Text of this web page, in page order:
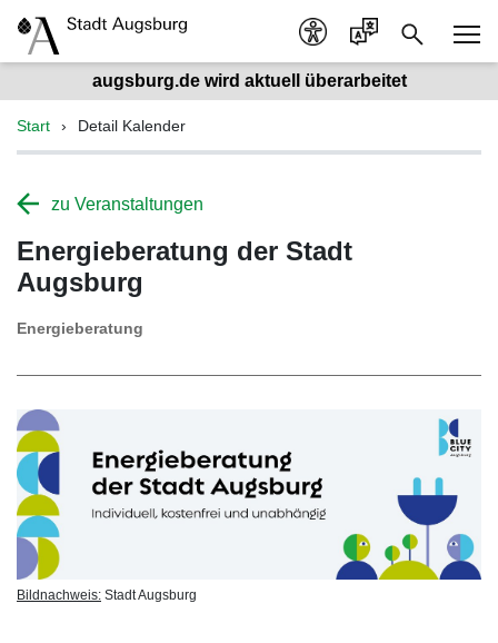
augsburg.de wird aktuell überarbeitet
Start Detail Kalender
zu Veranstaltungen
Energieberatung der Stadt
Augsburg
Energieberatung
Bildnachweis: Stadt Augsburg